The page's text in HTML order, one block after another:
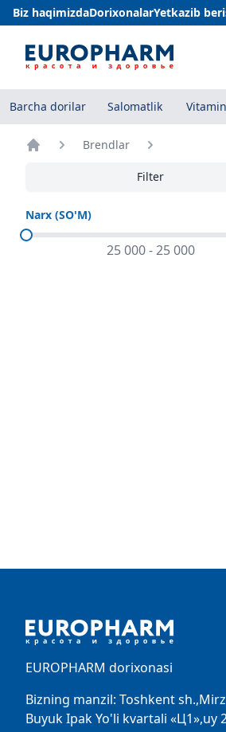
Biz haqimizdaDorixonalarYetkazib
Barcha dorilar Salomatlik
Brendlar
Filter
Narx (SO'M)
25 000-25 000
EUROPHARM dorixonasi
Bizning manzil: Toshkent
Buyuk Ipak Yo'li kvartali «Ц1»,uy